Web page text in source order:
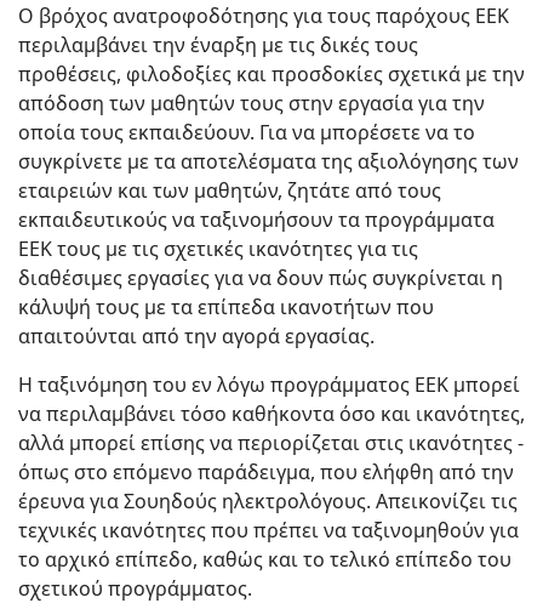
Ο βρόχος ανατροφοδότησης για τους παρόχους ΕΕΚ
περιλαμβάνει την έναρξη με τις δικές τους
προθέσεις, φιλοδοξίες και προσδοκίες σχετικά με την
απόδοση των μαθητών τους στην εργασία για την
οποία τους εκπαιδεύουν. Για να μπορέσετε να το
συγκρίνετε με τα αποτελέσματα της αξιολόγησης των
εταιρειών και των μαθητών, ζητάτε από τους
εκπαιδευτικούς να ταξινομήσουν τα προγράμματα
ΕΕΚ τους με τις σχετικές ικανότητες για τις
διαθέσιμες εργασίες για να δουν πώς συγκρίνεται η
κάλυψή τους με τα επίπεδα ικανοτήτων που
απαιτούνται από την αγορά εργασίας.
Η ταξινόμηση του εν λόγω προγράμματος ΕΕΚ μπορεί
να περιλαμβάνει τόσο καθήκοντα όσο και ικανότητες,
αλλά μπορεί επίσης να περιορίζεται στις ικανότητες -
όπως στο επόμενο παράδειγμα, που ελήφθη από την
έρευνα για Σουηδούς ηλεκτρολόγους. Απεικονίζει τις
τεχνικές ικανότητες που πρέπει να ταξινομηθούν για
το αρχικό επίπεδο, καθώς και το τελικό επίπεδο του
σχετικού προγράμματος.